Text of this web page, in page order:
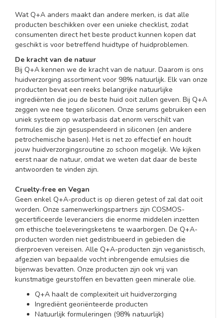
Wat Q+A anders maakt dan andere merken, is dat alle
producten beschikken over een unieke checklist, zodat
consumenten direct het beste product kunnen kopen dat
geschikt is voor betreffend huidtype of huidproblemen.
De kracht van de natuur
Bij Q+A kennen we de kracht van de natuur. Daarom is ons
huidverzorging assortiment voor 98% natuurlijk. Elk van onze
producten bevat een reeks belangrijke natuurlijke
ingrediënten die jou de beste huid ooit zullen geven. Bij Q+A
zeggen we nee tegen siliconen. Onze serums gebruiken een
uniek systeem op waterbasis dat enorm verschilt van
formules die zijn gesuspendeerd in siliconen (en andere
petrochemische basen). Het is net zo effectief en houdt
jouw huidverzorgingsroutine zo schoon mogelijk. We kijken
eerst naar de natuur, omdat we weten dat daar de beste
antwoorden te vinden zijn.
Cruelty-free en Vegan
Geen enkel Q+A-product is op dieren getest of zal dat ooit
worden. Onze samenwerkingspartners zijn COSMOS-
gecertificeerde leveranciers die enorme middelen inzetten
om ethische toeleveringsketens te waarborgen. De Q+A-
producten worden niet gedistribueerd in gebieden die
dierproeven vereisen. Alle Q+A-producten zijn veganistisch,
afgezien van bepaalde vocht inbrengende emulsies die
bijenwas bevatten. Onze producten zijn ook vrij van
kunstmatige geurstoffen en bevatten geen minerale olie.
Q+A haalt de complexiteit uit huidverzorging
Ingrediënt georiënteerde producten
Natuurlijk formuleringen (98% natuurlijk)